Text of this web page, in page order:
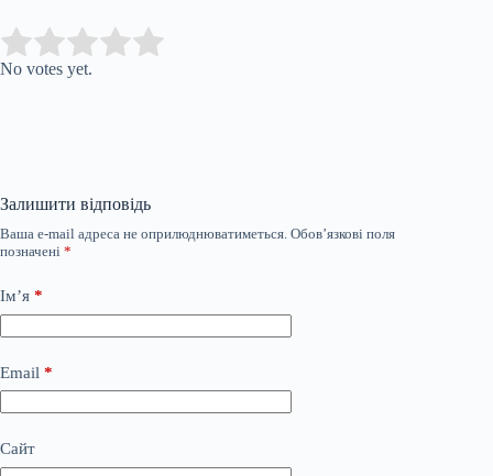
Rate this item:
No votes yet.
Залишити відповідь
Ваша e-mail адреса не оприлюднюватиметься. Обов’язкові поля
позначені *
Ім’я *
Email *
Сайт